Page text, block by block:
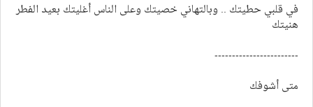
في قلبي حطيتك .. وبالتهاني خصيتك وعلى الناس أغليتك بعيد الفطر
هنيتك
------------------------
متى أشوفك